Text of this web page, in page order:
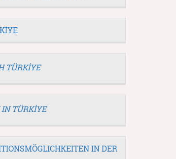
TÜRKİYE
TÜRKİYE
IN DER